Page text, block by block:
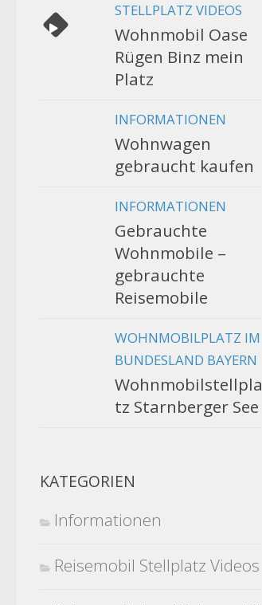
STELLPLATZ VIDEOS
Wohnmobil Oase
Rügen Binz mein
Platz
INFORMATIONEN
Wohnwagen
gebraucht kaufen
INFORMATIONEN
Gebrauchte
Wohnmobile –
gebrauchte
Reisemobile
WOHNMOBILPLATZ IM
BUNDESLAND BAYERN
Wohnmobilstellpla
tz Starnberger See
KATEGORIEN
Informationen
Reisemobil Stellplatz Videos